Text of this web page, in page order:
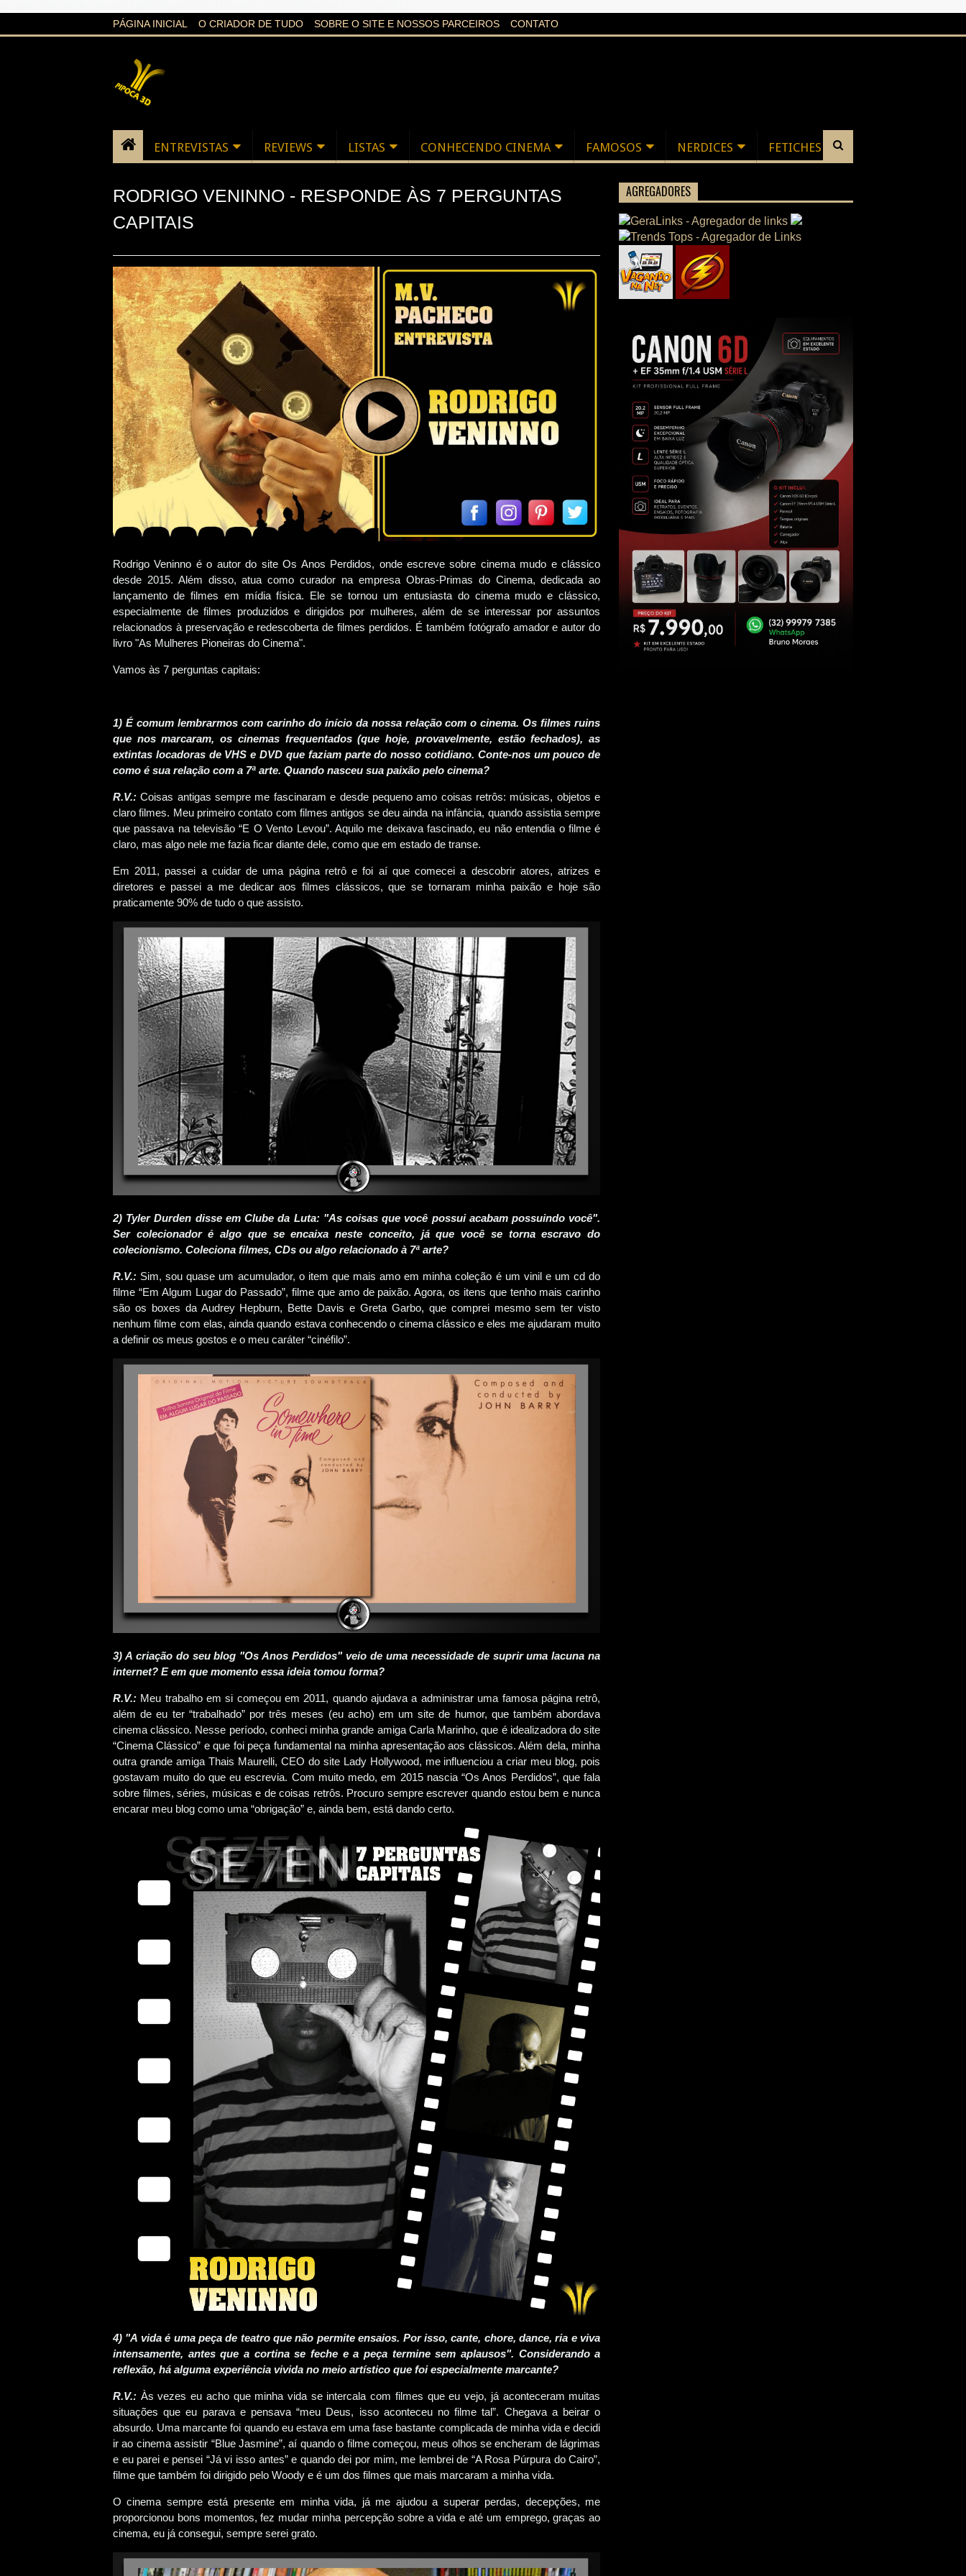
PÁGINA INICIAL O CRIADOR DE TUDO SOBRE O SITE E NOSSOS PARCEIROS CONTATO
ENTREVISTAS REVIEWS LISTAS CONHECENDO CINEMA FAMOSOS NERDICES FETICHES
RODRIGO VENINNO - RESPONDE ÀS 7 PERGUNTAS
CAPITAIS
Rodrigo Veninno é o autor do site Os Anos Perdidos, onde escreve sobre cinema mudo e clássico
desde 2015. Além disso, atua como curador na empresa Obras-Primas do Cinema, dedicada ao
lançamento de filmes em mídia física. Ele se tornou um entusiasta do cinema mudo e clássico,
especialmente de filmes produzidos e dirigidos por mulheres, além de se interessar por assuntos
relacionados à preservação e redescoberta de filmes perdidos. É também fotógrafo amador e autor do
livro "As Mulheres Pioneiras do Cinema".
Vamos às 7 perguntas capitais:
1) É comum lembrarmos com carinho do início da nossa relação com o cinema. Os filmes ruins
que nos marcaram, os cinemas frequentados (que hoje, provavelmente, estão fechados), as
extintas locadoras de VHS e DVD que faziam parte do nosso cotidiano. Conte-nos um pouco de
como é sua relação com a 7ª arte. Quando nasceu sua paixão pelo cinema?
R.V.: Coisas antigas sempre me fascinaram e desde pequeno amo coisas retrôs: músicas, objetos e
claro filmes. Meu primeiro contato com filmes antigos se deu ainda na infância, quando assistia sempre
que passava na televisão “E O Vento Levou”. Aquilo me deixava fascinado, eu não entendia o filme é
claro, mas algo nele me fazia ficar diante dele, como que em estado de transe.
Em 2011, passei a cuidar de uma página retrô e foi aí que comecei a descobrir atores, atrizes e
diretores e passei a me dedicar aos filmes clássicos, que se tornaram minha paixão e hoje são
praticamente 90% de tudo o que assisto.
2) Tyler Durden disse em Clube da Luta: "As coisas que você possui acabam possuindo você".
Ser colecionador é algo que se encaixa neste conceito, já que você se torna escravo do
colecionismo. Coleciona filmes, CDs ou algo relacionado à 7ª arte?
R.V.: Sim, sou quase um acumulador, o item que mais amo em minha coleção é um vinil e um cd do
filme “Em Algum Lugar do Passado”, filme que amo de paixão. Agora, os itens que tenho mais carinho
são os boxes da Audrey Hepburn, Bette Davis e Greta Garbo, que comprei mesmo sem ter visto
nenhum filme com elas, ainda quando estava conhecendo o cinema clássico e eles me ajudaram muito
a definir os meus gostos e o meu caráter “cinéfilo”.
3) A criação do seu blog "Os Anos Perdidos" veio de uma necessidade de suprir uma lacuna na
internet? E em que momento essa ideia tomou forma?
R.V.: Meu trabalho em si começou em 2011, quando ajudava a administrar uma famosa página retrô,
além de eu ter “trabalhado” por três meses (eu acho) em um site de humor, que também abordava
cinema clássico. Nesse período, conheci minha grande amiga Carla Marinho, que é idealizadora do site
“Cinema Clássico” e que foi peça fundamental na minha apresentação aos clássicos. Além dela, minha
outra grande amiga Thais Maurelli, CEO do site Lady Hollywood, me influenciou a criar meu blog, pois
gostavam muito do que eu escrevia. Com muito medo, em 2015 nascia “Os Anos Perdidos”, que fala
sobre filmes, séries, músicas e de coisas retrôs. Procuro sempre escrever quando estou bem e nunca
encarar meu blog como uma “obrigação” e, ainda bem, está dando certo.
4) "A vida é uma peça de teatro que não permite ensaios. Por isso, cante, chore, dance, ria e viva
intensamente, antes que a cortina se feche e a peça termine sem aplausos". Considerando a
reflexão, há alguma experiência vivida no meio artístico que foi especialmente marcante?
R.V.: Às vezes eu acho que minha vida se intercala com filmes que eu vejo, já aconteceram muitas
situações que eu parava e pensava “meu Deus, isso aconteceu no filme tal”. Chegava a beirar o
absurdo. Uma marcante foi quando eu estava em uma fase bastante complicada de minha vida e decidi
ir ao cinema assistir “Blue Jasmine”, aí quando o filme começou, meus olhos se encheram de lágrimas
e eu parei e pensei “Já vi isso antes” e quando dei por mim, me lembrei de “A Rosa Púrpura do Cairo”,
filme que também foi dirigido pelo Woody e é um dos filmes que mais marcaram a minha vida.
O cinema sempre está presente em minha vida, já me ajudou a superar perdas, decepções, me
proporcionou bons momentos, fez mudar minha percepção sobre a vida e até um emprego, graças ao
cinema, eu já consegui, sempre serei grato.
AGREGADORES